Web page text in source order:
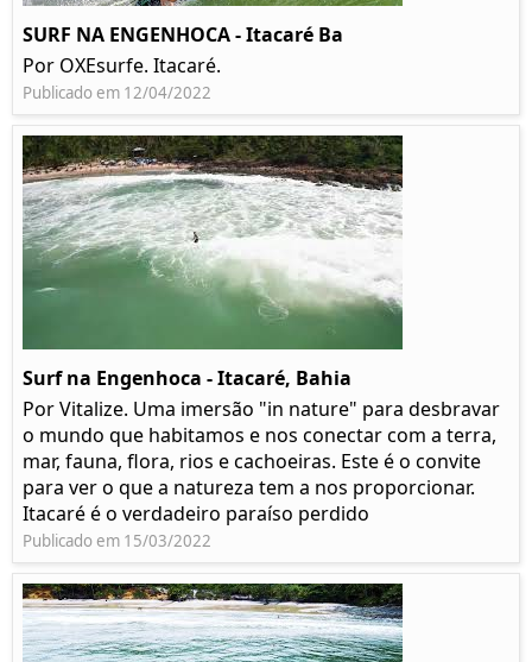
SURF NA ENGENHOCA - Itacaré Ba
Por OXEsurfe. Itacaré.
Publicado em 12/04/2022
Surf na Engenhoca - Itacaré, Bahia
Por Vitalize. Uma imersão "in nature" para desbravar
o mundo que habitamos e nos conectar com a terra,
mar, fauna, flora, rios e cachoeiras. Este é o convite
para ver o que a natureza tem a nos proporcionar.
Itacaré é o verdadeiro paraíso perdido
Publicado em 15/03/2022